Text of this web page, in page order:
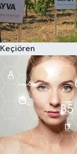
Keçiören